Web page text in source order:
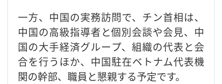
一方、中国の実務訪問で、チン首相は、
中国の高級指導者と個別会談や会見、中
国の大手経済グループ、組織の代表と会
合を行うほか、中国駐在ベトナム代表機
関の幹部、職員と懇親する予定です。